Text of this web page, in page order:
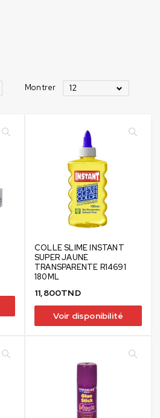
Montrer 12
COLLE SLIME INSTANT
SUPER JAUNE
TRANSPARENTE R14691
180ML
11,800TND
Voir disponibilité